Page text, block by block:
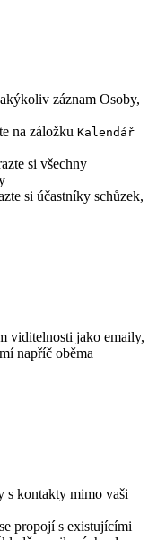
záznam Osoby,
na záložku Kalendář
si všechny
si účastníky schůzek,
viditelnosti jako emaily,
napříč oběma
s kontakty mimo vaši
propojí s existujícími